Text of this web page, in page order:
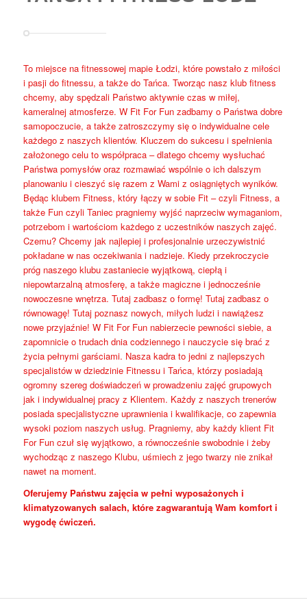
To miejsce na fitnessowej mapie Łodzi, które powstało z miłości
i pasji do fitnessu, a także do Tańca. Tworząc nasz klub fitness
chcemy, aby spędzali Państwo aktywnie czas w miłej,
kameralnej atmosferze. W Fit For Fun zadbamy o Państwa dobre
samopoczucie, a także zatroszczymy się o indywidualne cele
każdego z naszych klientów. Kluczem do sukcesu i spełnienia
założonego celu to współpraca – dlatego chcemy wysłuchać
Państwa pomysłów oraz rozmawiać wspólnie o ich dalszym
planowaniu i cieszyć się razem z Wami z osiągniętych wyników.
Będąc klubem Fitness, który łączy w sobie Fit – czyli Fitness, a
także Fun czyli Taniec pragniemy wyjść naprzeciw wymaganiom,
potrzebom i wartościom każdego z uczestników naszych zajęć.
Czemu? Chcemy jak najlepiej i profesjonalnie urzeczywistnić
pokładane w nas oczekiwania i nadzieje. Kiedy przekroczycie
próg naszego klubu zastaniecie wyjątkową, ciepłą i
niepowtarzalną atmosferę, a także magiczne i jednocześnie
nowoczesne wnętrza. Tutaj zadbasz o formę! Tutaj zadbasz o
równowagę! Tutaj poznasz nowych, miłych ludzi i nawiążesz
nowe przyjaźnie! W Fit For Fun nabierzecie pewności siebie, a
zapomnicie o trudach dnia codziennego i nauczycie się brać z
życia pełnymi garściami. Nasza kadra to jedni z najlepszych
specjalistów w dziedzinie Fitnessu i Tańca, którzy posiadają
ogromny szereg doświadczeń w prowadzeniu zajęć grupowych
jak i indywidualnej pracy z Klientem. Każdy z naszych trenerów
posiada specjalistyczne uprawnienia i kwalifikacje, co zapewnia
wysoki poziom naszych usług. Pragniemy, aby każdy klient Fit
For Fun czuł się wyjątkowo, a równocześnie swobodnie i żeby
wychodząc z naszego Klubu, uśmiech z jego twarzy nie znikał
nawet na moment.
Oferujemy Państwu zajęcia w pełni wyposażonych i
klimatyzowanych salach, które zagwarantują Wam komfort i
wygodę ćwiczeń.